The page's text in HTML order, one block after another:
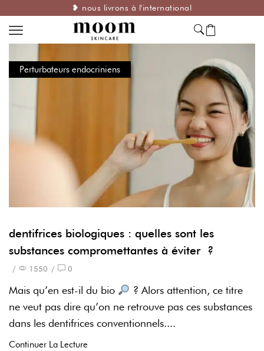
❥ nous livrons à l'international
Perturbateurs endocriniens
dentifrices biologiques : quelles sont les
substances compromettantes à éviter ?
/ 1550 / 0
Mais qu’en est-il du bio
? Alors attention, ce titre
ne veut pas dire qu’on ne retrouve pas ces substances
dans les dentifrices conventionnels....
Continuer La Lecture